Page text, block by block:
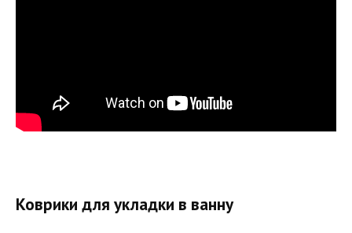
Коврики для укладки в ванну